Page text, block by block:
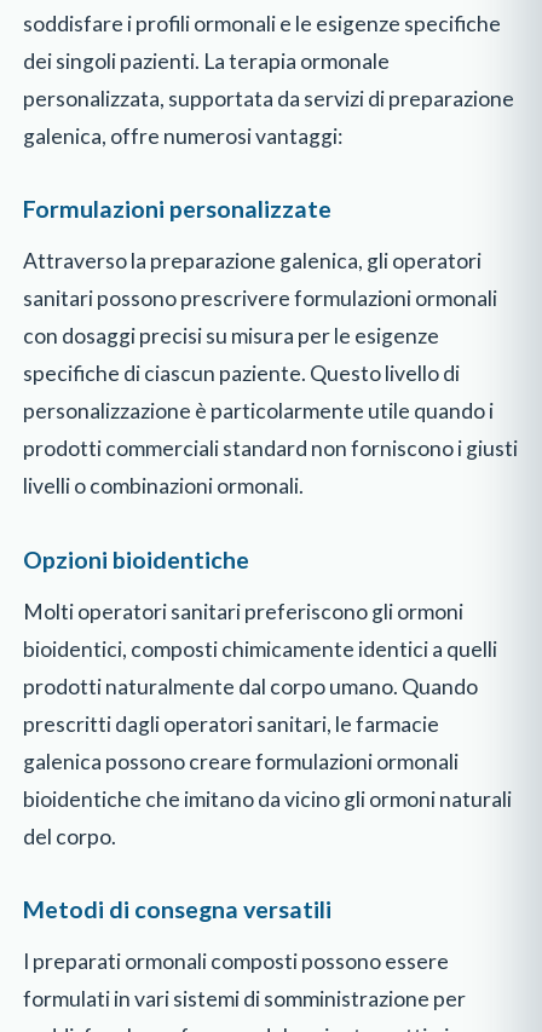
soddisfare i profili ormonali e le esigenze specifiche
dei singoli pazienti. La terapia ormonale
personalizzata, supportata da servizi di preparazione
galenica, offre numerosi vantaggi:
Formulazioni personalizzate
Attraverso la preparazione galenica, gli operatori
sanitari possono prescrivere formulazioni ormonali
con dosaggi precisi su misura per le esigenze
specifiche di ciascun paziente. Questo livello di
personalizzazione è particolarmente utile quando i
prodotti commerciali standard non forniscono i giusti
livelli o combinazioni ormonali.
Opzioni bioidentiche
Molti operatori sanitari preferiscono gli ormoni
bioidentici, composti chimicamente identici a quelli
prodotti naturalmente dal corpo umano. Quando
prescritti dagli operatori sanitari, le farmacie
galenica possono creare formulazioni ormonali
bioidentiche che imitano da vicino gli ormoni naturali
del corpo.
Metodi di consegna versatili
I preparati ormonali composti possono essere
formulati in vari sistemi di somministrazione per